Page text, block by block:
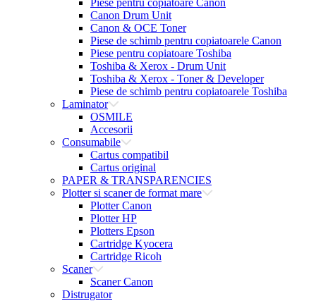
Piese pentru copiatoare Canon
Canon Drum Unit
Canon & OCE Toner
Piese de schimb pentru copiatoarele Canon
Piese pentru copiatoare Toshiba
Toshiba & Xerox - Drum Unit
Toshiba & Xerox - Toner & Developer
Piese de schimb pentru copiatoarele Toshiba
Laminator
OSMILE
Accesorii
Consumabile
Cartus compatibil
Cartus original
PAPER & TRANSPARENCIES
Plotter si scaner de format mare
Plotter Canon
Plotter HP
Plotters Epson
Cartridge Kyocera
Cartridge Ricoh
Scaner
Scaner Canon
Distrugator